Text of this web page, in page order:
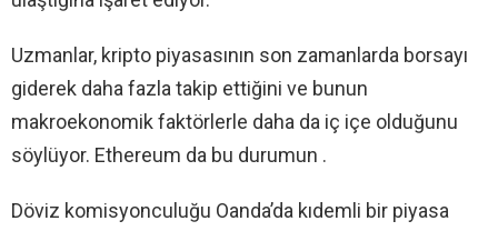
Uzmanlar, kripto piyasasının son zamanlarda borsayı
giderek daha fazla takip ettiğini ve bunun
makroekonomik faktörlerle daha da iç içe olduğunu
söylüyor. Ethereum da bu durumun .
Döviz komisyonculuğu Oanda’da kıdemli bir piyasa